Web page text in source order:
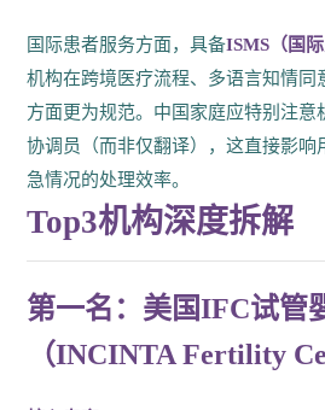
国际患者服务方面，具备ISMS（国
机构在跨境医疗流程、多语言知情同
方面更为规范。中国家庭应特别注意
协调员（而非仅翻译），这直接影响
急情况的处理效率。
Top3机构深度拆解
第一名：美国IFC试管
（INCINTA Fertility